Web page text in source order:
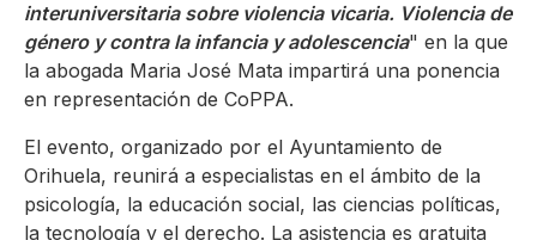
interuniversitaria sobre violencia vicaria. Violencia de
género y contra la infancia y adolescencia" en la que
la abogada Maria José Mata impartirá una ponencia
en representación de CoPPA.
El evento, organizado por el Ayuntamiento de
Orihuela, reunirá a especialistas en el ámbito de la
psicología, la educación social, las ciencias políticas,
la tecnología y el derecho. La asistencia es gratuita